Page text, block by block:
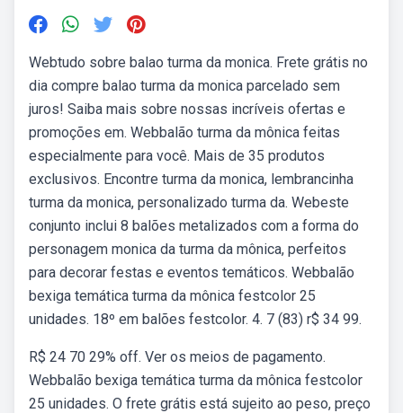
Webtudo sobre balao turma da monica. Frete grátis no
dia compre balao turma da monica parcelado sem
juros! Saiba mais sobre nossas incríveis ofertas e
promoções em. Webbalão turma da mônica feitas
especialmente para você. Mais de 35 produtos
exclusivos. Encontre turma da monica, lembrancinha
turma da monica, personalizado turma da. Webeste
conjunto inclui 8 balões metalizados com a forma do
personagem monica da turma da mônica, perfeitos
para decorar festas e eventos temáticos. Webbalão
bexiga temática turma da mônica festcolor 25
unidades. 18º em balões festcolor. 4. 7 (83) r$ 34 99.
R$ 24 70 29% off. Ver os meios de pagamento.
Webbalão bexiga temática turma da mônica festcolor
25 unidades. O frete grátis está sujeito ao peso, preço